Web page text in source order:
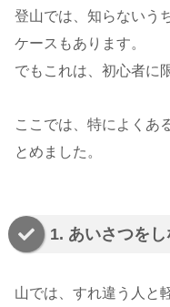
登山では、知らないう
ケースもあります。
でもこれは、初心者に
ここでは、特によくあ
とめました。
1. あいさつを
山では、すれ違う人と